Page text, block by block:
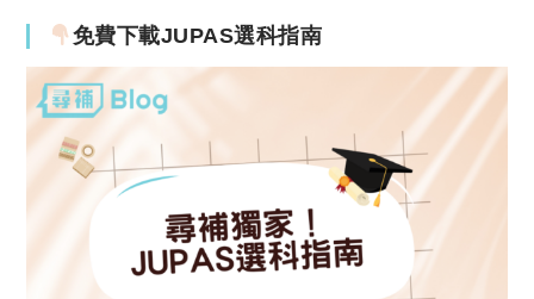
免費下載JUPAS選科指南